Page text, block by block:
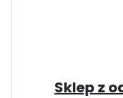
Sklep z